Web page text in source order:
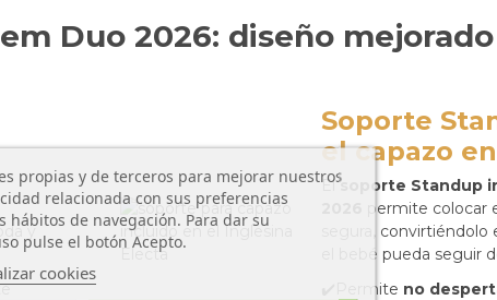
Duo 2026: diseño mejorado
y
Soporte
el capazo
Elsoporte Standup
permite colocar
segura,
el bebé pueda seguir
✔️Permite no
propias y de terceros para mejorar nuestros
relacionada con sus preferencias
hábitos de navegación. Para dar su
pulse el botón Acepto.
cookies